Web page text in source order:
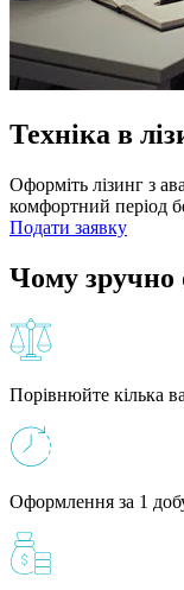
Техніка в
Оформіть лізинг з
комфортний період
Подати заявку
Чому зручно
Порівнюйте кілька
Оформлення за 1